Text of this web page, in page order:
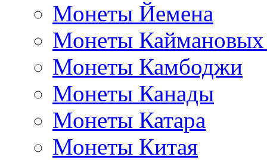
Монеты Йемена
Монеты Каймановых
Монеты Камбоджи
Монеты Канады
Монеты Катара
Монеты Китая